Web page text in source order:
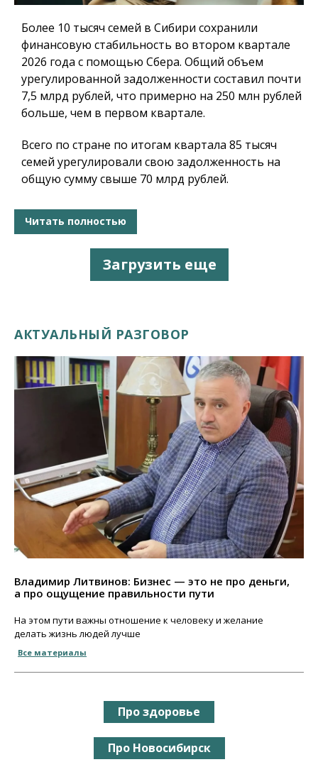
Более 10 тысяч семей в Сибири сохранили
финансовую стабильность во втором квартале
2026 года с помощью Сбера. Общий объем
урегулированной задолженности составил почти
7,5 млрд рублей, что примерно на 250 млн рублей
больше, чем в первом квартале.
Всего по стране по итогам квартала 85 тысяч
семей урегулировали свою задолженность на
общую сумму свыше 70 млрд рублей.
Читать полностью
Загрузить еще
АКТУАЛЬНЫЙ РАЗГОВОР
Владимир Литвинов: Бизнес — это не про деньги,
а про ощущение правильности пути
На этом пути важны отношение к человеку и желание
делать жизнь людей лучше
Все материалы
Про здоровье
Про Новосибирск